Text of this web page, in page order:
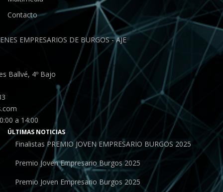
Contacto
EMPRESARIOS DE BURGOS - AJE
Ballvé, 4º Bajo
a 14:00
ÚLTIMAS NOTICIAS
Finalistas PREMIO JOVEN EMPRESARIO BURGOS 2025
Premio Joven Empresario Burgos 2025
Premio Joven Empresario Burgos 2025